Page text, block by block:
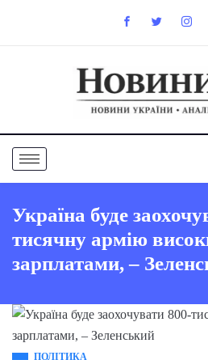
Україна буде
тисячну армію
зарплатами, –
ПОЛІТИКА